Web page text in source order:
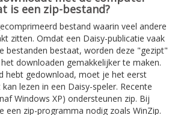
is een zip-bestand?
bestand waarin veel andere
zitten. Omdat een Daisy-publicatie vaak
bestanden bestaat, worden deze "gezipt"
downloaden gemakkelijker te maken.
hebt gedownload, moet je het eerst
lezen in een Daisy-speler. Recente
Windows XP) ondersteunen zip. Bij
een zip-programma nodig zoals WinZip.